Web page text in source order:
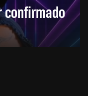
confirmado